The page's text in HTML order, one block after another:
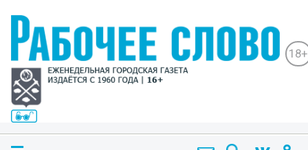
18+